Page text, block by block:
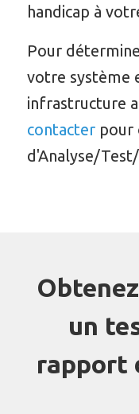
handicap à
Pour
votre système
infrastructure
contacterpour
d'Analyse/
un
rapport